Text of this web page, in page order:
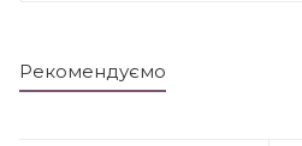
Рекомендуємо